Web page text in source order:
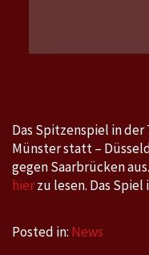
Das Spitzenspiel in
Münster statt –
gegen Saarbrücken
hierzu lesen. Das Spiel
Posted in: News